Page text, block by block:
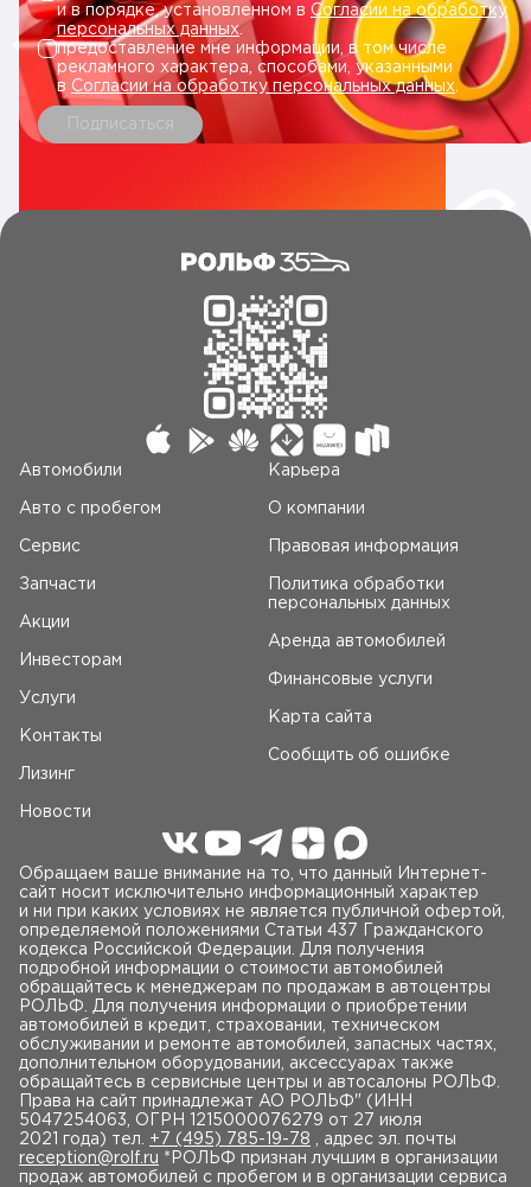
и в порядке, установленном в Согласии на обработку
персональных данных.
предоставление мне информации, в том числе
рекламного характера, способами, указанными
в Согласии на обработку персональных данных
Подписаться
Автомобили
Авто c пробегом
Сервис
Запчасти
Акции
Инвесторам
Услуги
Контакты
Лизинг
Новости
Карьера
О компании
Правовая информация
Политика обработки
персональных данных
Аренда автомобилей
Финансовые услуги
Карта сайта
Сообщить об ошибке
Обращаем ваше внимание на то, что данный Интернет-
сайт носит исключительно информационный характер
и ни при каких условиях не является публичной офертой,
определяемой положениями Статьи 437 Гражданского
кодекса Российской Федерации. Для получения
подробной информации о стоимости автомобилей
обращайтесь к менеджерам по продажам в автоцентры
РОЛЬФ. Для получения информации о приобретении
автомобилей в кредит, страховании, техническом
обслуживании и ремонте автомобилей, запасных частях,
дополнительном оборудовании, аксессуарах также
обращайтесь в сервисные центры и автосалоны РОЛЬФ.
Права на сайт принадлежат AO РОЛЬФ" (ИНН
5047254063, ОГРН 1215000076279 от 27 июля
2021 года) тел. +7 (495) 785-19-78 , адрес эл. почты
reception@rolf.ru *РОЛЬФ признан лучшим в организации
продаж автомобилей с пробегом и в организации сервиса